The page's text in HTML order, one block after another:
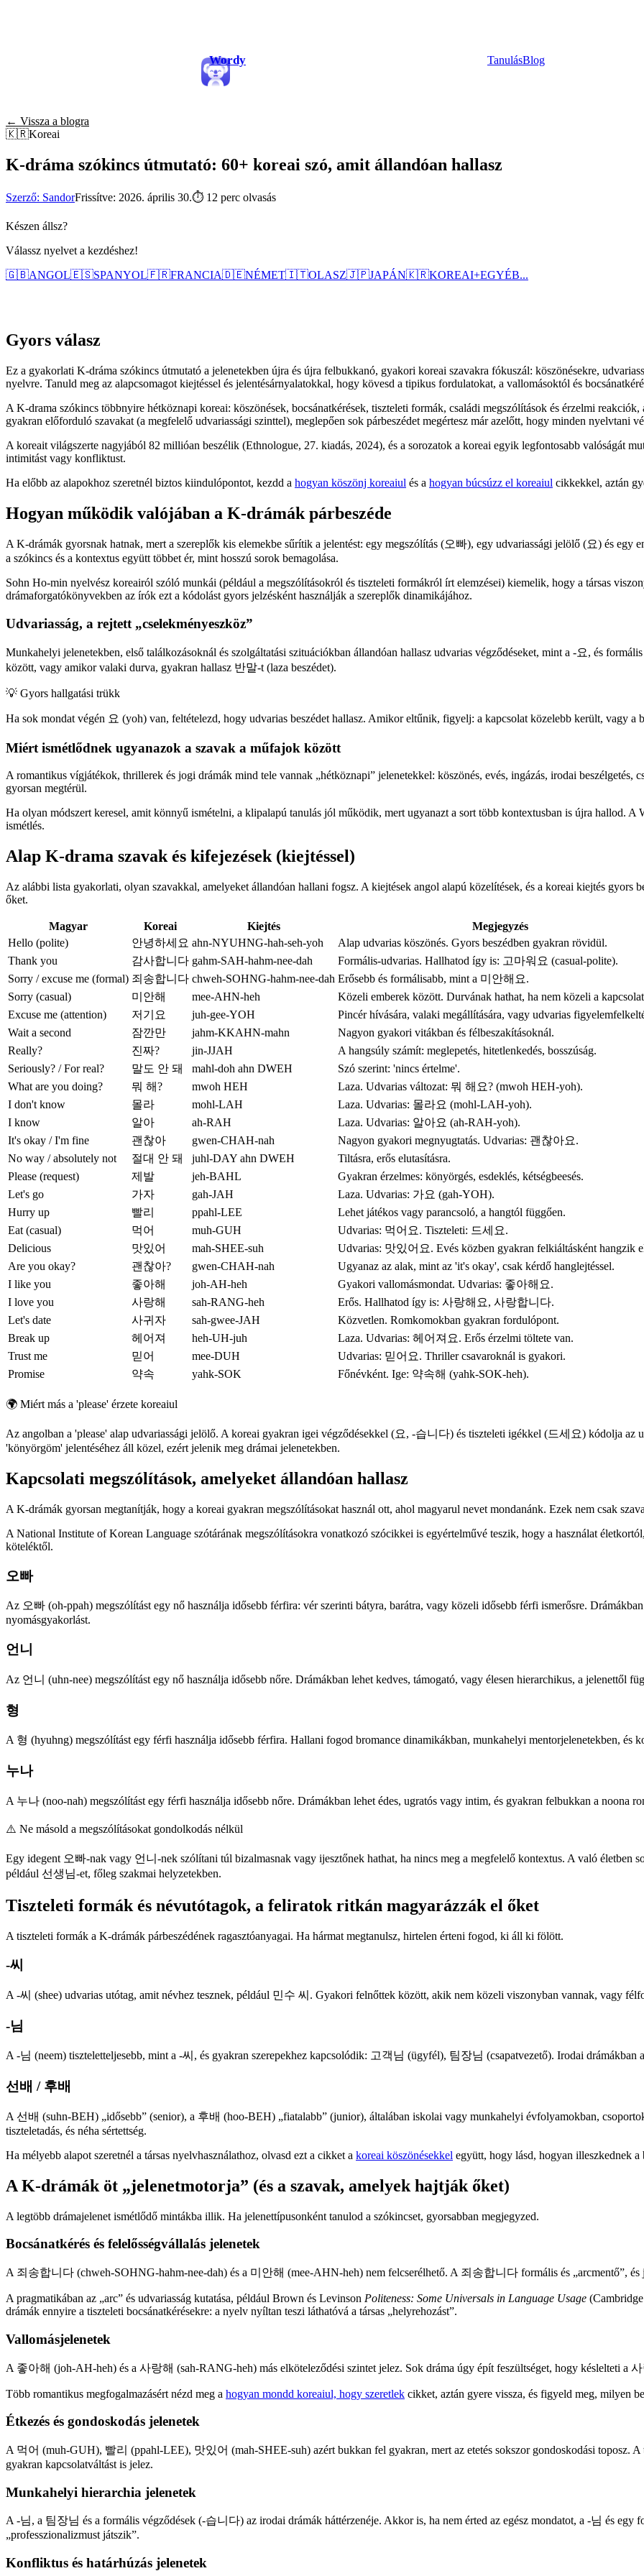
Wordy TanulásBlog
← Vissza a blogra
🇰🇷Koreai
K-dráma szókincs útmutató: 60+ koreai szó, amit állandóan hallasz
Szerző: SandorFrissítve: 2026. április 30.⏱ 12 perc olvasás
Készen állsz?
Válassz nyelvet a kezdéshez!
🇬🇧ANGOL🇪🇸SPANYOL🇫🇷FRANCIA🇩🇪NÉMET🇮🇹OLASZ🇯🇵JAPÁN🇰🇷KOREAI+EGYÉB...
Gyors válasz
Ez a gyakorlati K-dráma szókincs útmutató a jelenetekben újra és újra felbukkanó, gyakori koreai szavakra fókuszál: köszönésekre,
nyelvre. Tanuld meg az alapcsomagot kiejtéssel és jelentésárnyalatokkal, hogy kövesd a tipikus fordulatokat, a vallomásoktól és
A K-drama szókincs többnyire hétköznapi koreai: köszönések, bocsánatkérések, tiszteleti formák, családi megszólítások és érzelmi
gyakran előforduló szavakat (a megfelelő udvariassági szinttel), meglepően sok párbeszédet megértesz már azelőtt, hogy minden nyelvtani
A koreait világszerte nagyjából 82 millióan beszélik (Ethnologue, 27. kiadás, 2024), és a sorozatok a koreai egyik legfontosabb valóságát
intimitást vagy konfliktust.
Ha előbb az alapokhoz szeretnél biztos kiindulópontot, kezdd a hogyan köszönj koreaiul és a hogyan búcsúzz el koreaiul cikkekkel, aztán
Hogyan működik valójában a K-drámák párbeszéde
A K-drámák gyorsnak hatnak, mert a szereplők kis elemekbe sűrítik a jelentést: egy megszólítás (오빠), egy udvariassági jelölő (요) és egy
a szókincs és a kontextus együtt többet ér, mint hosszú sorok bemagolása.
Sohn Ho-min nyelvész koreairól szóló munkái (például a megszólításokról és tiszteleti formákról írt elemzései) kiemelik, hogy a társas
drámaforgatókönyvekben az írók ezt a kódolást gyors jelzésként használják a szereplők dinamikájához.
Udvariasság, a rejtett „cselekményeszköz”
Munkahelyi jelenetekben, első találkozásoknál és szolgáltatási szituációkban állandóan hallasz udvarias végződéseket, mint a -요, és
között, vagy amikor valaki durva, gyakran hallasz 반말-t (laza beszédet).
💡 Gyors hallgatási trükk
Ha sok mondat végén 요 (yoh) van, feltételezd, hogy udvarias beszédet hallasz. Amikor eltűnik, figyelj: a kapcsolat közelebb került, vagy a
Miért ismétlődnek ugyanazok a szavak a műfajok között
A romantikus vígjátékok, thrillerek és jogi drámák mind tele vannak „hétköznapi” jelenetekkel: köszönés, evés, ingázás, irodai beszélgetés,
gyorsan megtérül.
Ha olyan módszert keresel, amit könnyű ismételni, a klipalapú tanulás jól működik, mert ugyanazt a sort több kontextusban is újra hallod.
ismétlés.
Alap K-drama szavak és kifejezések (kiejtéssel)
Az alábbi lista gyakorlati, olyan szavakkal, amelyeket állandóan hallani fogsz. A kiejtések angol alapú közelítések, és a koreai kiejtés gyors
őket.
Magyar Koreai Kiejtés
Megjegyzés
Hello (polite)
안녕하세요 ahn-NYUHNG-hah-seh-yoh
Alap udvarias köszönés. Gyors beszédben gyakran rövidül.
Thank you
감사합니다 gahm-SAH-hahm-nee-dah
Formális-udvarias. Hallhatod így is: 고마워요 (casual-polite).
Sorry / excuse me (formal) 죄송합니다 chweh-SOHNG-hahm-nee-dah Erősebb és formálisabb, mint a 미안해요.
Sorry (casual)
미안해 mee-AHN-heh
Közeli emberek között. Durvának hathat, ha nem közeli a
Excuse me (attention)
저기요 juh-gee-YOH
Pincér hívására, valaki megállítására, vagy udvarias
Wait a second
잠깐만 jahm-KKAHN-mahn
Nagyon gyakori vitákban és félbeszakításoknál.
Really?
진짜? jin-JJAH
A hangsúly számít: meglepetés, hitetlenkedés, bosszúság.
Seriously? / For real?
말도 안 돼 mahl-doh ahn DWEH
Szó szerint: 'nincs értelme'.
What are you doing?
뭐 해? mwoh HEH
Laza. Udvarias változat: 뭐 해요? (mwoh HEH-yoh).
I don't know
몰라 mohl-LAH
Laza. Udvarias: 몰라요 (mohl-LAH-yoh).
I know
알아 ah-RAH
Laza. Udvarias: 알아요 (ah-RAH-yoh).
It's okay / I'm fine
괜찮아 gwen-CHAH-nah
Nagyon gyakori megnyugtatás. Udvarias: 괜찮아요.
No way / absolutely not
절대 안 돼 juhl-DAY ahn DWEH
Tiltásra, erős elutasításra.
Please (request)
제발 jeh-BAHL
Gyakran érzelmes: könyörgés, esdeklés, kétségbeesés.
Let's go
가자 gah-JAH
Laza. Udvarias: 가요 (gah-YOH).
Hurry up
빨리 ppahl-LEE
Lehet játékos vagy parancsoló, a hangtól függően.
Eat (casual)
먹어 muh-GUH
Udvarias: 먹어요. Tiszteleti: 드세요.
Delicious
맛있어 mah-SHEE-suh
Udvarias: 맛있어요. Evés közben gyakran felkiáltásként hangzik
Are you okay?
괜찮아? gwen-CHAH-nah
Ugyanaz az alak, mint az 'it's okay', csak kérdő hanglejtéssel.
I like you
좋아해 joh-AH-heh
Gyakori vallomásmondat. Udvarias: 좋아해요.
I love you
사랑해 sah-RANG-heh
Erős. Hallhatod így is: 사랑해요, 사랑합니다.
Let's date
사귀자 sah-gwee-JAH
Közvetlen. Romkomokban gyakran fordulópont.
Break up
헤어져 heh-UH-juh
Laza. Udvarias: 헤어져요. Erős érzelmi töltete van.
Trust me
믿어 mee-DUH
Udvarias: 믿어요. Thriller csavaroknál is gyakori.
Promise
약속 yahk-SOK Főnévként. Ige: 약속해 (yahk-SOK-heh).
🌍 Miért más a 'please' érzete koreaiul
Az angolban a 'please' alap udvariassági jelölő. A koreai gyakran igei végződésekkel (요, -습니다) és tiszteleti igékkel (드세요) kódolja az
'könyörgöm' jelentéséhez áll közel, ezért jelenik meg drámai jelenetekben.
Kapcsolati megszólítások, amelyeket állandóan hallasz
A K-drámák gyorsan megtanítják, hogy a koreai gyakran megszólításokat használ ott, ahol magyarul nevet mondanánk. Ezek nem csak
A National Institute of Korean Language szótárának megszólításokra vonatkozó szócikkei is egyértelművé teszik, hogy a használat
köteléktől.
오빠
Az 오빠 (oh-ppah) megszólítást egy nő használja idősebb férfira: vér szerinti bátyra, barátra, vagy közeli idősebb férfi ismerősre.
nyomásgyakorlást.
언니
Az 언니 (uhn-nee) megszólítást egy nő használja idősebb nőre. Drámákban lehet kedves, támogató, vagy élesen hierarchikus, a jelenettől
형
A 형 (hyuhng) megszólítást egy férfi használja idősebb férfira. Hallani fogod bromance dinamikákban, munkahelyi mentorjelenetekben, és
누나
A 누나 (noo-nah) megszólítást egy férfi használja idősebb nőre. Drámákban lehet édes, ugratós vagy intim, és gyakran felbukkan a noona
⚠️ Ne másold a megszólításokat gondolkodás nélkül
Egy idegent 오빠-nak vagy 언니-nek szólítani túl bizalmasnak vagy ijesztőnek hathat, ha nincs meg a megfelelő kontextus. A való életben
például 선생님-et, főleg szakmai helyzetekben.
Tiszteleti formák és névutótagok, a feliratok ritkán magyarázzák el őket
A tiszteleti formák a K-drámák párbeszédének ragasztóanyagai. Ha hármat megtanulsz, hirtelen érteni fogod, ki áll ki fölött.
-씨
A -씨 (shee) udvarias utótag, amit névhez tesznek, például 민수 씨. Gyakori felnőttek között, akik nem közeli viszonyban vannak, vagy
-님
A -님 (neem) tiszteletteljesebb, mint a -씨, és gyakran szerepekhez kapcsolódik: 고객님 (ügyfél), 팀장님 (csapatvezető). Irodai drámákban
선배 / 후배
A 선배 (suhn-BEH) „idősebb” (senior), a 후배 (hoo-BEH) „fiatalabb” (junior), általában iskolai vagy munkahelyi évfolyamokban,
tiszteletadás, és néha sértettség.
Ha mélyebb alapot szeretnél a társas nyelvhasználathoz, olvasd ezt a cikket a koreai köszönésekkel együtt, hogy lásd, hogyan illeszkednek a
A K-drámák öt „jelenetmotorja” (és a szavak, amelyek hajtják őket)
A legtöbb drámajelenet ismétlődő mintákba illik. Ha jelenettípusonként tanulod a szókincset, gyorsabban megjegyzed.
Bocsánatkérés és felelősségvállalás jelenetek
A 죄송합니다 (chweh-SOHNG-hahm-nee-dah) és a 미안해 (mee-AHN-heh) nem felcserélhető. A 죄송합니다 formális és „arcmentő”,
A pragmatikában az „arc” és udvariasság kutatása, például Brown és Levinson Politeness: Some Universals in Language Usage
drámák ennyire a tiszteleti bocsánatkérésekre: a nyelv nyíltan teszi láthatóvá a társas „helyrehozást”.
Vallomásjelenetek
A 좋아해 (joh-AH-heh) és a 사랑해 (sah-RANG-heh) más elköteleződési szintet jelez. Sok dráma úgy épít feszültséget, hogy késlelteti a
Több romantikus megfogalmazásért nézd meg a hogyan mondd koreaiul, hogy szeretlek cikket, aztán gyere vissza, és figyeld meg, milyen
Étkezés és gondoskodás jelenetek
A 먹어 (muh-GUH), 빨리 (ppahl-LEE), 맛있어 (mah-SHEE-suh) azért bukkan fel gyakran, mert az etetés sokszor gondoskodási toposz.
gyakran kapcsolatváltást is jelez.
Munkahelyi hierarchia jelenetek
A -님, a 팀장님 és a formális végződések (-습니다) az irodai drámák háttérzenéje. Akkor is, ha nem érted az egész mondatot, a -님 és egy
„professzionalizmust játszik”.
Konfliktus és határhúzás jelenetek